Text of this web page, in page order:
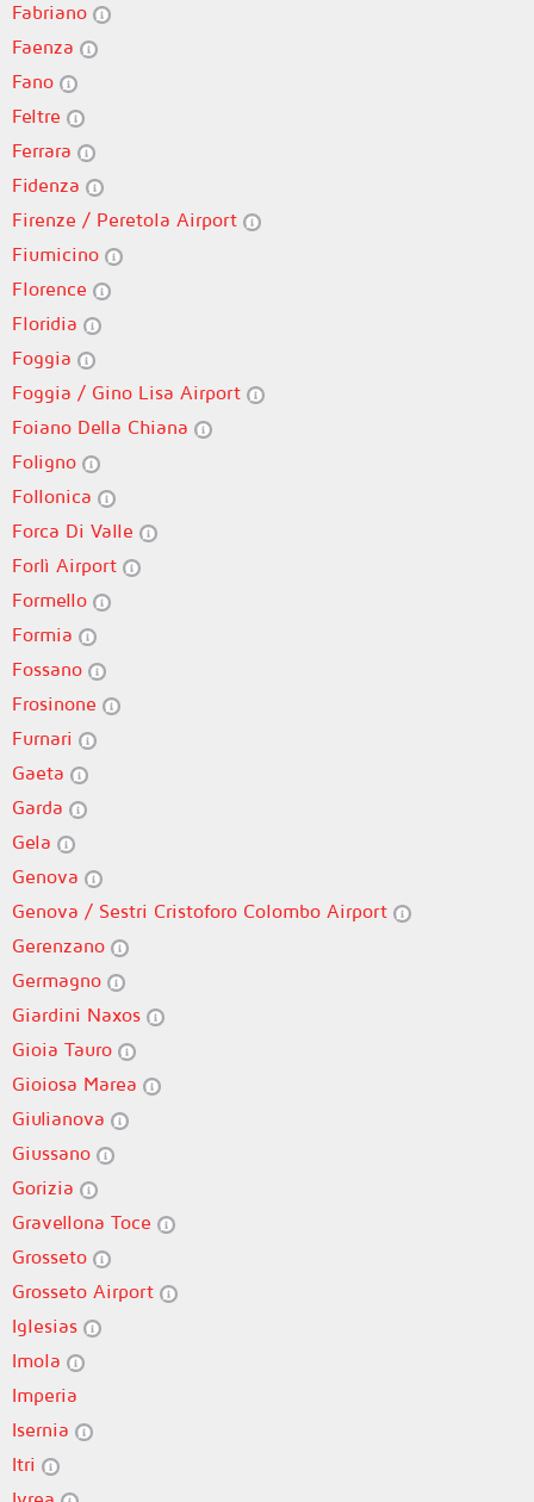
Fabriano
Faenza
Fano
Feltre
Ferrara
Fidenza
Firenze / Peretola Airport
Fiumicino
Florence
Floridia
Foggia
Foggia / Gino Lisa Airport
Foiano Della Chiana
Foligno
Follonica
Forca Di Valle
Forlì Airport
Formello
Formia
Fossano
Frosinone
Furnari
Gaeta
Garda
Gela
Genova
Genova / Sestri Cristoforo Colombo Airport
Gerenzano
Germagno
Giardini Naxos
Gioia Tauro
Gioiosa Marea
Giulianova
Giussano
Gorizia
Gravellona Toce
Grosseto
Grosseto Airport
Iglesias
Imola
Imperia
Isernia
Itri